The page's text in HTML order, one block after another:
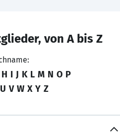
von A bis Z
H I J K L M N O P
U V W X Y Z